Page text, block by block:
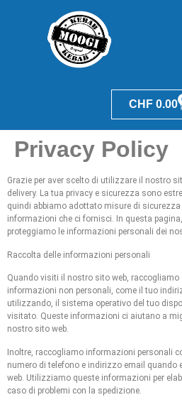
CHF0.00
Privacy Policy
Grazie per aver scelto di utilizzare il nostro
delivery. La tua privacy e sicurezza sono
quindi abbiamo adottato misure di sicurezza
informazioni che ci fornisci. In questa
proteggiamo le informazioni personali dei
Raccolta delle informazioni personali
Quando visiti il nostro sito web,
informazioni non personali, come il tuo
utilizzando, il sistema operativo del tuo
visitato. Queste informazioni ci aiutano a
nostro sito web.
Inoltre, raccogliamo informazioni personali
numero di telefono e indirizzo email
web. Utilizziamo queste informazioni per
caso di problemi con la spedizione.